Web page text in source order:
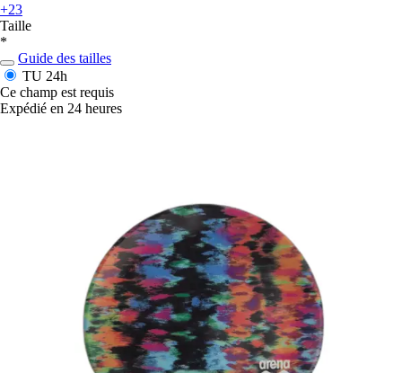
+23
Taille
*
Guide des tailles
TU 24h
Ce champ est requis
Expédié en 24 heures